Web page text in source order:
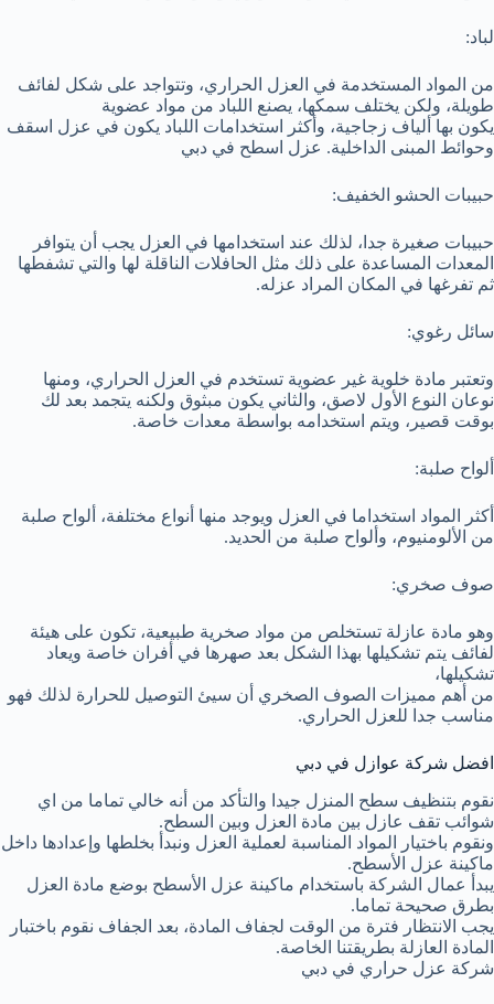
لباد:
من المواد المستخدمة في العزل الحراري، وتتواجد على شكل لفائف
طويلة، ولكن يختلف سمكها، يصنع اللباد من مواد عضوية
يكون بها ألياف زجاجية، وأكثر استخدامات اللباد يكون في عزل اسقف
وحوائط المبنى الداخلية. عزل اسطح في دبي
حبيبات الحشو الخفيف:
حبيبات صغيرة جدا، لذلك عند استخدامها في العزل يجب أن يتوافر
المعدات المساعدة على ذلك مثل الحافلات الناقلة لها والتي تشفطها
ثم تفرغها في المكان المراد عزله.
سائل رغوي:
وتعتبر مادة خلوية غير عضوية تستخدم في العزل الحراري، ومنها
نوعان النوع الأول لاصق، والثاني يكون مبثوق ولكنه يتجمد بعد لك
بوقت قصير، ويتم استخدامه بواسطة معدات خاصة.
ألواح صلبة:
أكثر المواد استخداما في العزل ويوجد منها أنواع مختلفة، ألواح صلبة
من الألومنيوم، وألواح صلبة من الحديد.
صوف صخري:
وهو مادة عازلة تستخلص من مواد صخرية طبيعية، تكون على هيئة
لفائف يتم تشكيلها بهذا الشكل بعد صهرها في أفران خاصة ويعاد
تشكيلها،
من أهم مميزات الصوف الصخري أن سيئ التوصيل للحرارة لذلك فهو
مناسب جدا للعزل الحراري.
افضل شركة عوازل في دبي
نقوم بتنظيف سطح المنزل جيدا والتأكد من أنه خالي تماما من اي
شوائب تقف عازل بين مادة العزل وبين السطح.
ونقوم باختيار المواد المناسبة لعملية العزل ونبدأ بخلطها وإعدادها داخل
ماكينة عزل الأسطح.
يبدأ عمال الشركة باستخدام ماكينة عزل الأسطح بوضع مادة العزل
بطرق صحيحة تماما.
يجب الانتظار فترة من الوقت لجفاف المادة، بعد الجفاف نقوم باختبار
المادة العازلة بطريقتنا الخاصة.
شركة عزل حراري في دبي